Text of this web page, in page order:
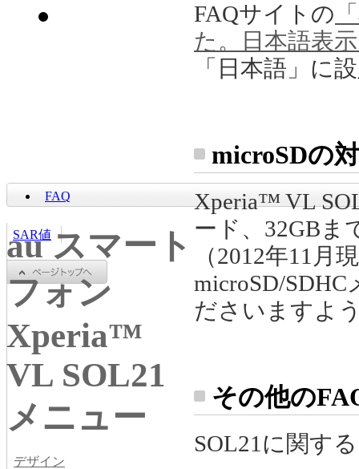
FAQサイトの
た。日本語表
「日本語」に
microSDの
Xperia™ VL
ード、32GBま
（2012年11
microSD/
ださいますよ
その他の
SOL21に関す
FAQ
SAR値
au スマート
フォン
Xperia™
VL SOL21
メニュー
デザイン